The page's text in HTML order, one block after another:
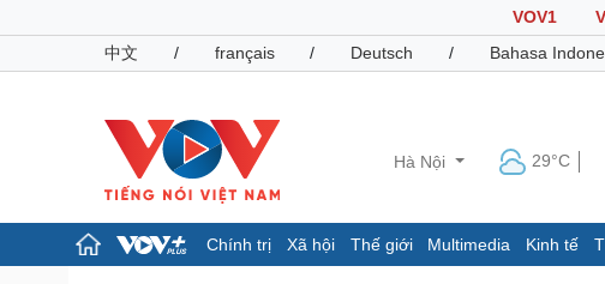
VOV1
中文
/ français / Deutsch / Bahasa
Hà Nội 29°C
Chính trị Xã hội Thế giới Multimedia Kinh tế